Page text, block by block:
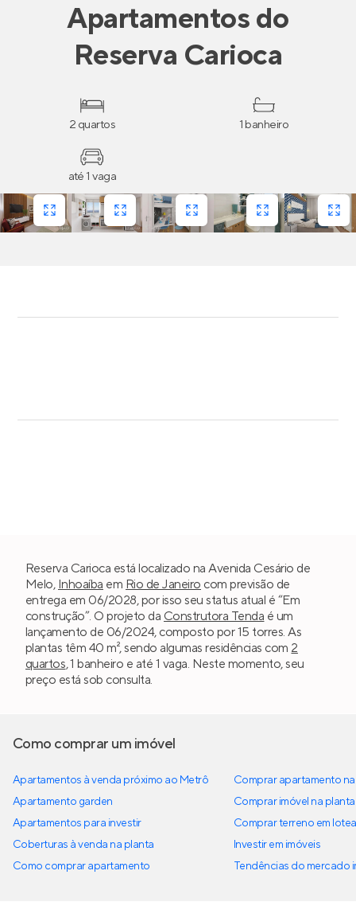
Apartamentosdo
Reserva Carioca
2 quartos 1 banheiro
até 1 vaga
Reserva Carioca está localizado na Avenida Cesário de
Melo, Inhoaíba em Rio de Janeiro com previsão de
entrega em 06/2028, por isso seu status atual é “Em
construção”. O projeto da Construtora Tenda é um
lançamento de 06/2024, composto por 15 torres. As
plantas têm 40 m², sendo algumas residências com 2
quartos, 1 banheiro e até 1 vaga. Neste momento, seu
preço está sob consulta.
Como comprar um imóvel
Apartamentos à venda próximo ao Metrô
Apartamento garden
Apartamentos para investir
Coberturas à venda na planta
Como comprar apartamento
Comprar apartamento
Comprar imóvel na planta
Comprar terreno em
Investir em imóveis
Tendências do mercado